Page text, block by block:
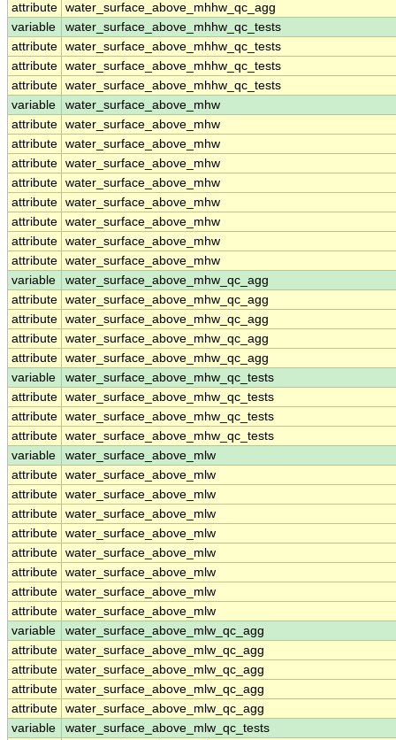
attribute water_surface_above_mhhw_qc_agg
variable
water_surface_above_mhhw_qc_tests
attribute water_surface_above_mhhw_qc_tests
attribute water_surface_above_mhhw_qc_tests
attribute water_surface_above_mhhw_qc_tests
variable
water_surface_above_mhw
attribute water_surface_above_mhw
attribute water_surface_above_mhw
attribute water_surface_above_mhw
attribute water_surface_above_mhw
attribute water_surface_above_mhw
attribute water_surface_above_mhw
attribute water_surface_above_mhw
attribute water_surface_above_mhw
variable
water_surface_above_mhw_qc_agg
attribute water_surface_above_mhw_qc_agg
attribute water_surface_above_mhw_qc_agg
attribute water_surface_above_mhw_qc_agg
attribute water_surface_above_mhw_qc_agg
variable
water_surface_above_mhw_qc_tests
attribute water_surface_above_mhw_qc_tests
attribute water_surface_above_mhw_qc_tests
attribute water_surface_above_mhw_qc_tests
variable
water_surface_above_mlw
attribute water_surface_above_mlw
attribute water_surface_above_mlw
attribute water_surface_above_mlw
attribute water_surface_above_mlw
attribute water_surface_above_mlw
attribute water_surface_above_mlw
attribute water_surface_above_mlw
attribute water_surface_above_mlw
variable
water_surface_above_mlw_qc_agg
attribute water_surface_above_mlw_qc_agg
attribute water_surface_above_mlw_qc_agg
attribute water_surface_above_mlw_qc_agg
attribute water_surface_above_mlw_qc_agg
variable
water_surface_above_mlw_qc_tests